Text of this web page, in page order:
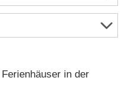
in der